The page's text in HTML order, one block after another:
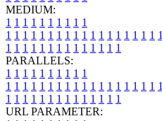
MEDIUM:
1 1 1 1 1 1 1 1 1 1
1 1 1 1 1 1 1 1 1 1 1 1 1 1 1 1 1 1 1
1 1 1 1 1 1 1 1 1 1 1 1 1 1
PARALLELS:
1 1 1 1 1 1 1 1 1 1
1 1 1 1 1 1 1 1 1 1 1 1 1 1 1 1 1 1 1
1 1 1 1 1 1 1 1 1 1 1 1 1 1
URL PARAMETER: